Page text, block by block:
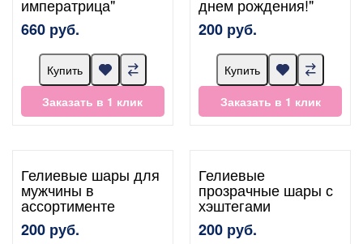
императрица"
660 руб.
Купить
Заказать в 1 клик
днем рождения!"
200 руб.
Купить
Заказать в 1 клик
Гелиевые шары для
мужчины в
ассортименте
200 руб.
Гелиевые
прозрачные шары с
хэштегами
200 руб.